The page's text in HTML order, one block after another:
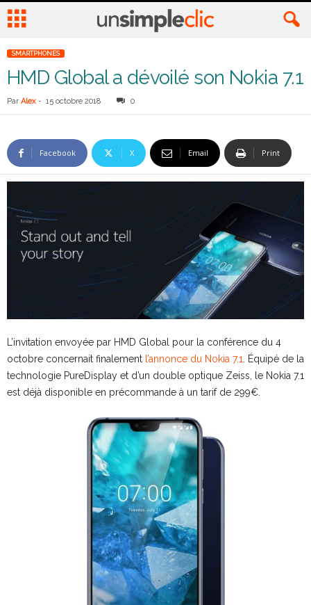
SMARTPHONES
HMD Global a dévoilé son Nokia 7.1
Par Alex - 15 octobre 2018 0
Facebook X Email Print
L’invitation envoyée par HMD Global pour la conférence du 4
octobre concernait finalement l’annonce du Nokia 7.1
. Équipé de la
technologie PureDisplay et d’un double optique Zeiss, le Nokia 7.1
est déjà disponible en précommande à un tarif de 299€.